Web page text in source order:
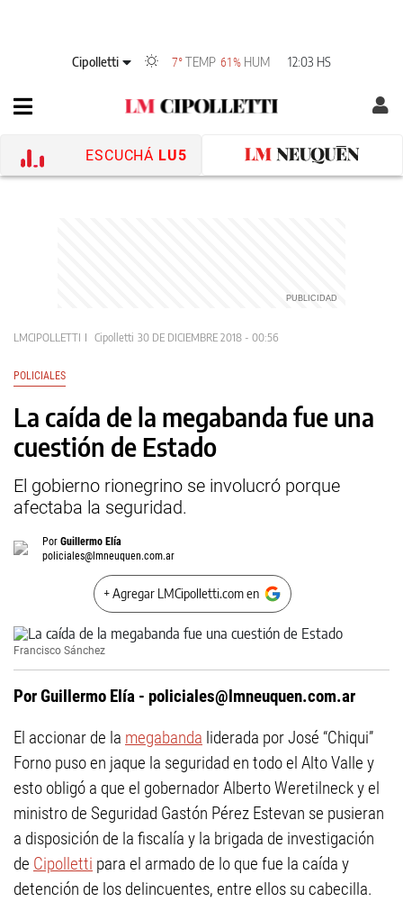
Cipolletti 7°TEMP 61% HUM 12:03 HS
ESCUCHÁ LU5
LMCIPOLLETTI Cipolletti 30 DE DICIEMBRE 2018 - 00:56
POLICIALES
La caída de la megabanda fue una
cuestión de Estado
El gobierno rionegrino se involucró porque
afectaba la seguridad.
Por Guillermo Elía
policiales@lmneuquen.com.ar
+ Agregar LMCipolletti.com en
Francisco Sánchez
Por Guillermo Elía - policiales@lmneuquen.com.ar
El accionar de la megabanda liderada por José “Chiqui”
Forno puso en jaque la seguridad en todo el Alto Valle y
esto obligó a que el gobernador Alberto Weretilneck y el
ministro de Seguridad Gastón Pérez Estevan se pusieran
a disposición de la fiscalía y la brigada de investigación
de Cipolletti para el armado de lo que fue la caída y
detención de los delincuentes, entre ellos su cabecilla.